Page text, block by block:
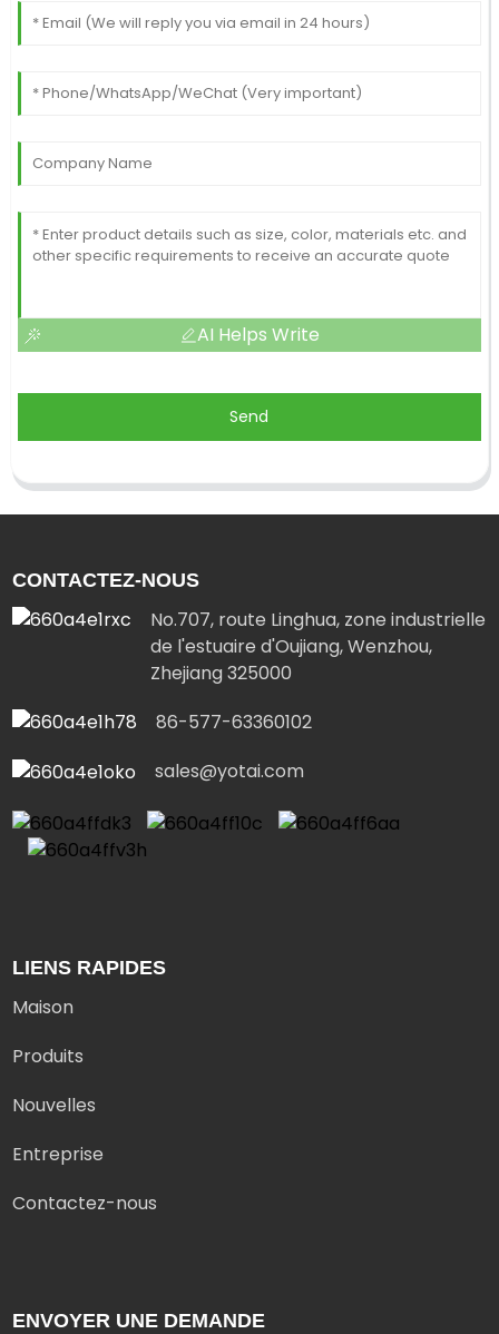
AI Helps Write
Send
CONTACTEZ-NOUS
No.707, route Linghua, zone industrielle
de l'estuaire d'Oujiang, Wenzhou,
Zhejiang 325000
86-577-63360102
sales@yotai.com
LIENS RAPIDES
Maison
Produits
Nouvelles
Entreprise
Contactez-nous
ENVOYER UNE DEMANDE